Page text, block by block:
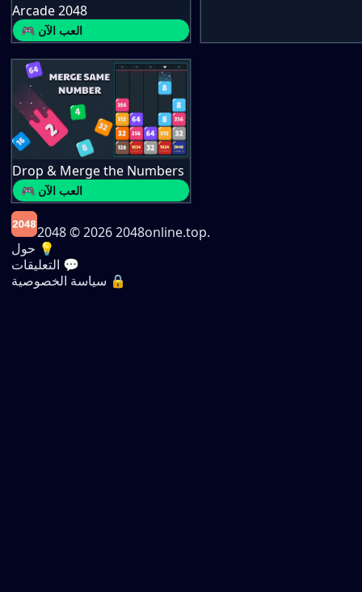
Arcade 2048
🎮 العب الآن
Drop & Merge the Numbers
🎮 العب الآن
2048© 2026 2048online.top.
حول 💡
التعليقات 💬
سياسة الخصوصية 🔒